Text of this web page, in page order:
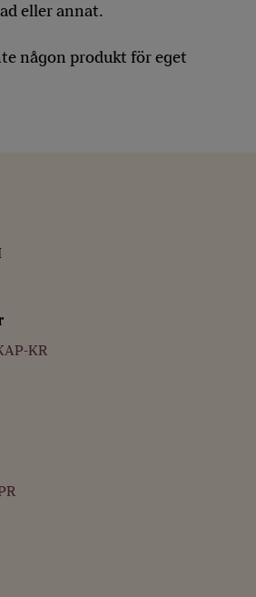
eller annat.
någon produkt för eget
KR